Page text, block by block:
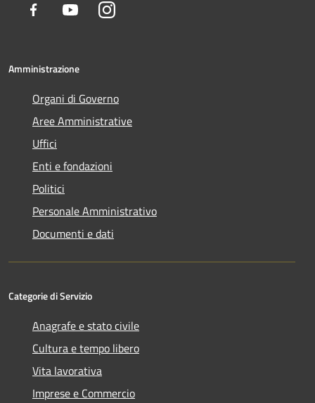
Facebook YoutubeInstagram
Amministrazione
Organi di Governo
Aree Amministrative
Uffici
Enti e fondazioni
Politici
Personale Amministrativo
Documenti e dati
Categorie di Servizio
Anagrafe e stato civile
Cultura e tempo libero
Vita lavorativa
Imprese e Commercio